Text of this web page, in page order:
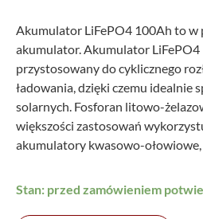
Akumulator LiFePO4 100Ah to w
akumulator. Akumulator
przystosowany do cyklicznego
ładowania, dzięki czemu idealnie
solarnych. Fosforan litowo-
większości zastosowań
akumulatory kwasowo-
Stan: przed zamówieniem